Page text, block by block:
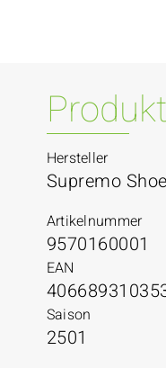
Hersteller
Supremo
Artikelnummer
9570160001
EAN
Saison
2501